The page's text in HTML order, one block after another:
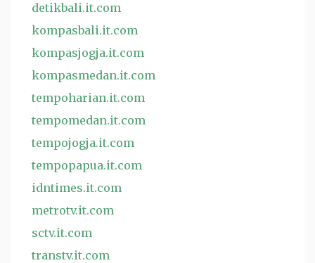
detikbali.it.com
kompasbali.it.com
kompasjogja.it.com
kompasmedan.it.com
tempoharian.it.com
tempomedan.it.com
tempojogja.it.com
tempopapua.it.com
idntimes.it.com
metrotv.it.com
sctv.it.com
transtv.it.com